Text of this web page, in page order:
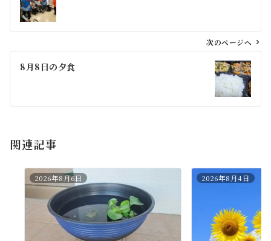
ビ
ン
次のページへ
8月8日の夕食
関連記事
2026年8月6日 2026年8月4日